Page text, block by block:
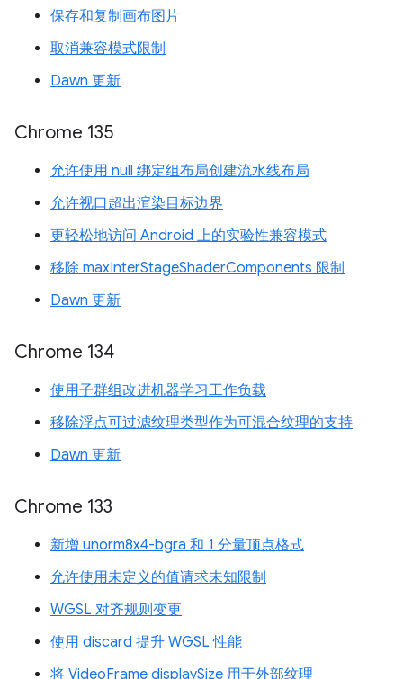
保存和复制画布图片
取消兼容模式限制
Dawn 更新
Chrome 135
允许使用 null 绑定组布局创建流水线布局
允许视口超出渲染目标边界
更轻松地访问 Android 上的实验性兼容模式
移除 maxInterStageShaderComponents 限制
Dawn 更新
Chrome 134
使用子群组改进机器学习工作负载
移除浮点可过滤纹理类型作为可混合纹理的支持
Dawn 更新
Chrome 133
新增 unorm8x4-bgra 和 1 分量顶点格式
允许使用未定义的值请求未知限制
WGSL 对齐规则变更
使用 discard 提升 WGSL 性能
将 VideoFrame displaySize 用于外部纹理